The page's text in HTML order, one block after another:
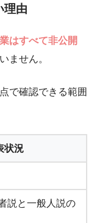
理由
はすべて非公開
ません。
で確認できる範囲
状況
説と一般人説の